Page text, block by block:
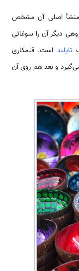
اصلی آن مشخص
دیگر آن را سوغاتی
تایلند است. قلمکاری
و بعد هم روی آن